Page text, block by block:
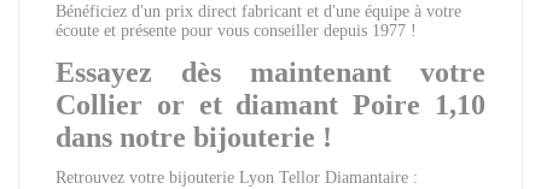
Bénéficiez d'un prix direct fabricant et d'une équipe à votre
écoute et présente pour vous conseiller depuis 1977 !
Essayez dès maintenant votre
Collier or et diamant Poire 1,10
dans notre bijouterie !
Retrouvez votre bijouterie Lyon Tellor Diamantaire :